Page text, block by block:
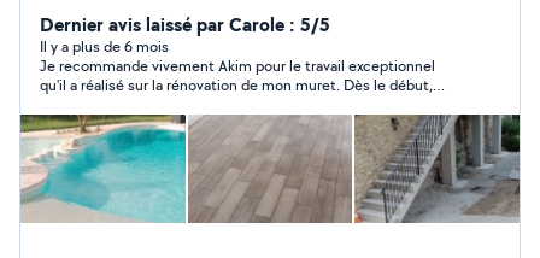
Dernier avis laissé par Carole : 5/5
Il y a plus de 6 mois
Je recommande vivement Akim pour le travail exceptionnel
qu'il a réalisé sur la rénovation de mon muret. Dès le début,
Il a su écouter mes besoins et a proposé des solutions
créatives et esthétiques qui ont vraiment transformé
l'apparence de mon jardin. Son sens de l'esthétique est
remarquable : chaque détail a été soigneusement pensé et
exécuté avec une grande précision. Le résultat final dépasse
mes attentes, avec un muret non seulement solide et durable,